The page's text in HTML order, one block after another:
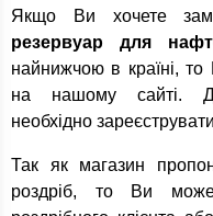
Якщо Ви хочете
резервуар для
найнижчою в країні,
на нашому сайті.
необхідно
Так як магазин
роздріб, то Ви